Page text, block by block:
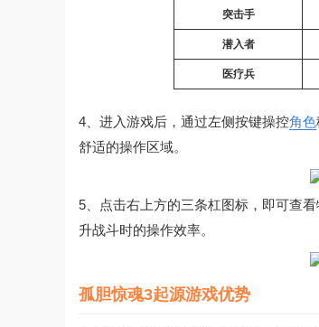
突击手
潜入者
医疗兵
4、进入游戏后，通过左侧按键操控角色
舒适的操作区域。
5、点击右上方的三条杠图标，即可查
升战斗时的操作效率。
孤胆惊魂3起源游戏优势